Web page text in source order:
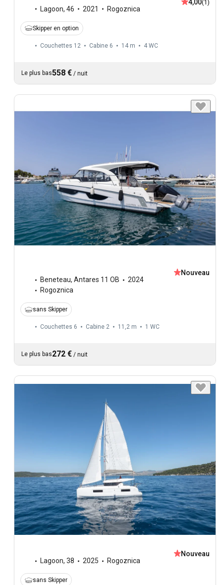
Lagoon, 46 2021 Rogoznica
4,00(1)
Skipper en option
Couchettes 12 Cabine 6 14 m 4 WC
Le plus bas558 € / nuit
Beneteau, Antares 11 OB
2024
Rogoznica
Nouveau
sans Skipper
Couchettes 6 Cabine 2 11,2 m 1 WC
Le plus bas272 € / nuit
Lagoon, 38 2025 Rogoznica
Nouveau
sans Skipper